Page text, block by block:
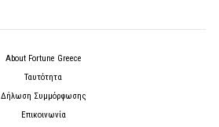
About Fortune Greece
Ταυτότητα
Δήλωση Συμμόρφωσης
Επικοινωνία